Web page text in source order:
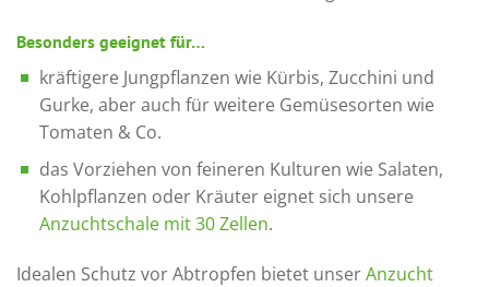
Besonders geeignet für…
kräftigere Jungpflanzen wie Kürbis, Zucchini und
Gurke, aber auch für weitere Gemüsesorten wie
Tomaten & Co.
das Vorziehen von feineren Kulturen wie Salaten,
Kohlpflanzen oder Kräuter eignet sich unsere
Anzuchtschale mit 30 Zellen.
Idealen Schutz vor Abtropfen bietet unserAnzucht